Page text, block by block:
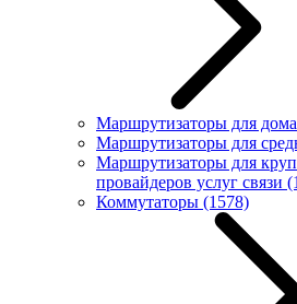
Маршрутизаторы для
Маршрутизаторы для
Маршрутизаторы для
провайдеров услуг связи
Коммутаторы (1578)